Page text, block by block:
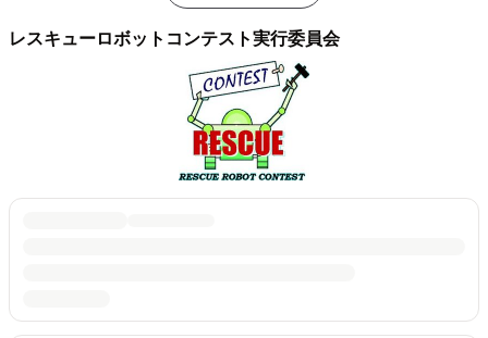
レスキューロボットコンテスト実行委員会